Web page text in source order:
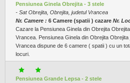
Pensiunea Ginela Obrejita - 3 stele
- Sat Obrejita, Obrejita, judetul Vrancea
Nr. Camere : 6 Camere (spatii ) cazare Nr.
Cazare la Pensiunea Ginela din Obrejita
Vrancea. Pensiunea Ginela din Obrejita Obrejita
Vrancea dispune de 6 camere ( spatii ) cu un
locuri.
Pensiunea Grande Lepsa - 2 stele